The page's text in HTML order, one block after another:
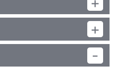
SHINY COLORS
行、都内某所にて開催される購
ニーカラーズ』内で使用できるシ